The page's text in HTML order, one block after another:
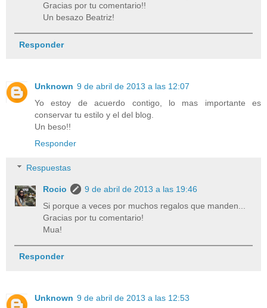
Gracias por tu comentario!!
Un besazo Beatriz!
Responder
Unknown 9 de abril de 2013 a las 12:07
Yo estoy de acuerdo contigo, lo mas importante es
conservar tu estilo y el del blog.
Un beso!!
Responder
Respuestas
Rocio
9 de abril de 2013 a las 19:46
Si porque a veces por muchos regalos que manden...
Gracias por tu comentario!
Mua!
Responder
Unknown 9 de abril de 2013 a las 12:53